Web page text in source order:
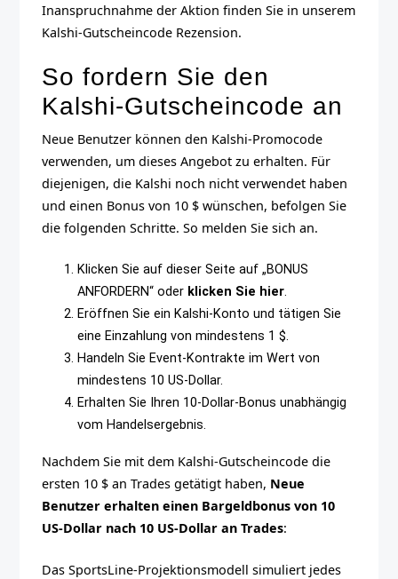
Inanspruchnahme der Aktion finden Sie in unserem
Kalshi-Gutscheincode Rezension.
So fordern Sie den
Kalshi-Gutscheincode an
Neue Benutzer können den Kalshi-Promocode
verwenden, um dieses Angebot zu erhalten. Für
diejenigen, die Kalshi noch nicht verwendet haben
und einen Bonus von 10 $ wünschen, befolgen Sie
die folgenden Schritte. So melden Sie sich an.
Klicken Sie auf dieser Seite auf „BONUS
ANFORDERN“ oder klicken Sie hier.
Eröffnen Sie ein Kalshi-Konto und tätigen Sie
eine Einzahlung von mindestens 1 $.
Handeln Sie Event-Kontrakte im Wert von
mindestens 10 US-Dollar.
Erhalten Sie Ihren 10-Dollar-Bonus unabhängig
vom Handelsergebnis.
Nachdem Sie mit dem Kalshi-Gutscheincode die
ersten 10 $ an Trades getätigt haben, Neue
Benutzer erhalten einen Bargeldbonus von 10
US-Dollar nach 10 US-Dollar an Trades:
Das SportsLine-Projektionsmodell simuliert jedes